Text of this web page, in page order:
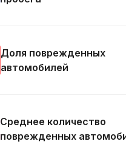
Доля поврежденных
автомобилей
Среднее количество
поврежденных